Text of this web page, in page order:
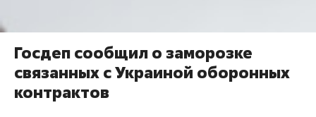
Госдеп сообщил о заморозке
связанных с Украиной оборонных
контрактов